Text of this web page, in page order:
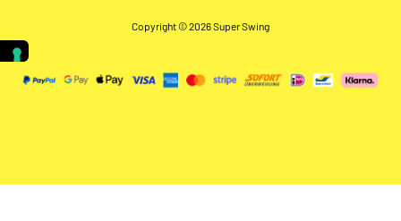
Copyright © 2026 Super Swing